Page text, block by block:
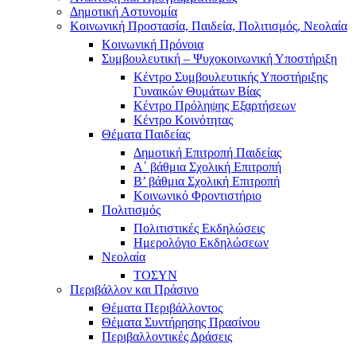
Δημοτική Αστυνομία
Κοινωνική Προστασία, Παιδεία, Πολιτισμός, Νεολαία
Κοινωνική Πρόνοια
Συμβουλευτική – Ψυχοκοινωνική Υποστήριξη
Κέντρο Συμβουλευτικής Υποστήριξης
Γυναικών Θυμάτων Βίας
Κέντρο Πρόληψης Εξαρτήσεων
Κέντρο Κοινότητας
Θέματα Παιδείας
Δημοτική Επιτροπή Παιδείας
Α΄ βάθμια Σχολική Επιτροπή
B’ βάθμια Σχολική Επιτροπή
Κοινωνικό Φροντιστήριο
Πολιτισμός
Πολιτιστικές Εκδηλώσεις
Ημερολόγιο Εκδηλώσεων
Νεολαία
ΤΟΣΥΝ
Περιβάλλον και Πράσινο
Θέματα Περιβάλλοντος
Θέματα Συντήρησης Πρασίνου
Περιβαλλοντικές Δράσεις